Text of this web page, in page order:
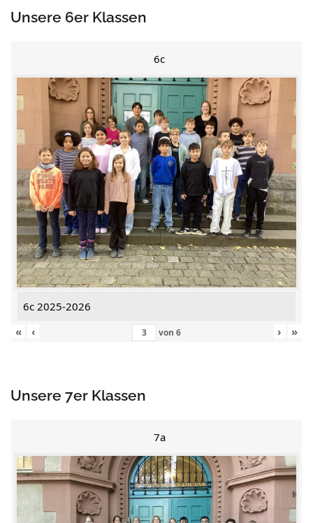
Unsere 6er Klassen
6c
6c 2025-2026
«
‹ von 6 › »
Unsere 7er Klassen
7a